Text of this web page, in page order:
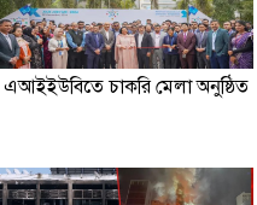
এআইইউবিতে চাকরি মেলা অনুষ্ঠিত